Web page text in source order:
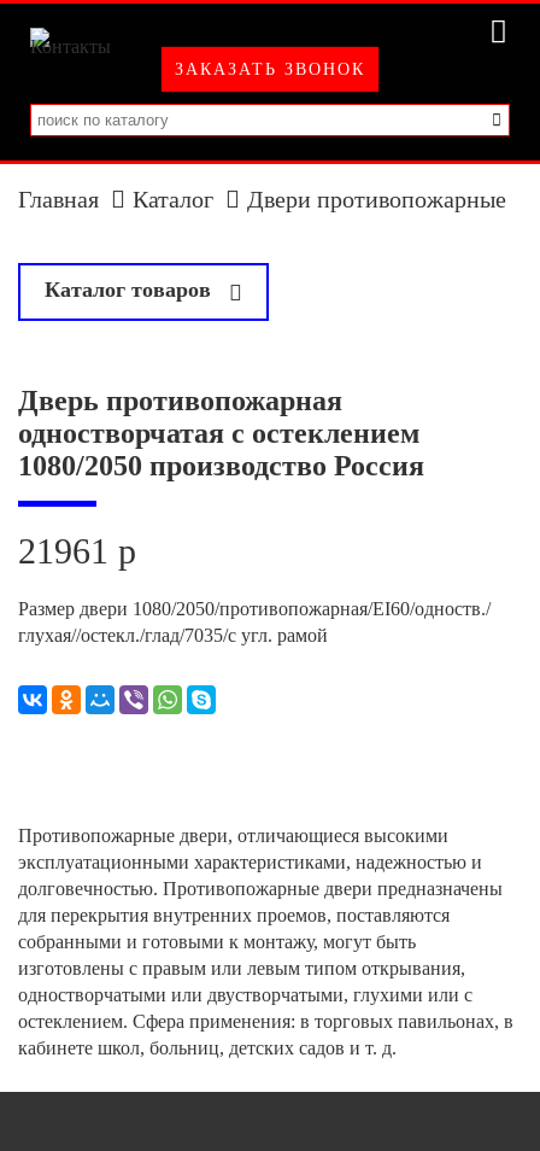
ЗАКАЗАТЬ ЗВОНОК
Главная Каталог Двери противопожарные
Каталог товаров
Двери противопожарные
Автоматика для ворот
Дверь противопожарная
одностворчатая с остеклением
1080/2050 производство Россия
21961 р
Размер двери 1080/2050/противопожарная/EI60/одноств./
глухая//остекл./глад/7035­/с угл. рамой
Противопожарные двери, отличающиеся высокими
эксплуатационными характеристиками, надежностью и
долговечностью. Противопожарные двери предназначены
для перекрытия внутренних проемов, поставляются
собранными и готовыми к монтажу, могут быть
изготовлены с правым или левым типом открывания,
одностворчатыми или двустворчатыми, глухими или с
остеклением. Сфера применения: в торговых павильонах, в
кабинете школ, больниц, детских садов и т. д.